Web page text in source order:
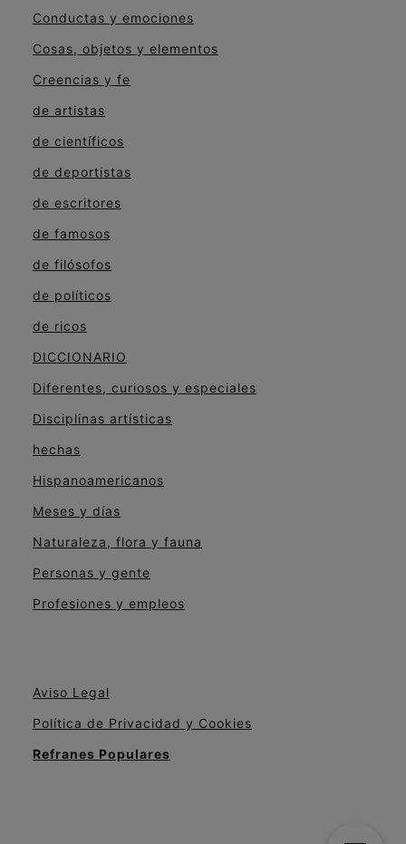
Conductas y emociones
Cosas, objetos y elementos
Creencias y fe
de artistas
de científicos
de deportistas
de escritores
de famosos
de filósofos
de políticos
de ricos
DICCIONARIO
Diferentes, curiosos y especiales
Disciplinas artísticas
hechas
Hispanoamericanos
Meses y días
Naturaleza, flora y fauna
Personas y gente
Profesiones y empleos
Aviso Legal
Política de Privacidad y Cookies
Refranes Populares